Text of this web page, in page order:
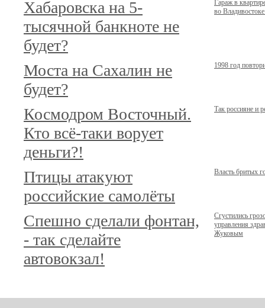
Хабаровска на 5-
тысячной банкноте не
будет?
Гараж в
во
Моста на Сахалин не
будет?
1998 год
Космодром Восточный.
Кто всё-таки ворует
деньги?!
Так россияне и
Птицы атакуют
российские самолёты
Власть бритых
Спешно сделали фонтан,
- так сделайте
автовокзал!
Сгустились
управления
Жуковым